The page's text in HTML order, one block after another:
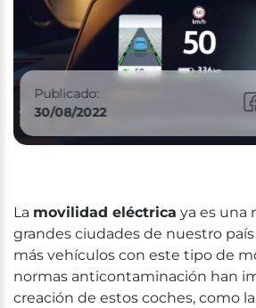
Publicado:
30/08/2022
La movilidad eléctrica ya es una
grandes ciudades de nuestro
más vehículos con este tipo de
normas anticontaminación han
creación de estos coches, como